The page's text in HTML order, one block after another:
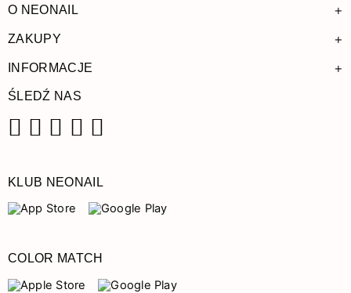
O NEONAIL +
ZAKUPY +
INFORMACJE +
ŚLEDŹ NAS
KLUB NEONAIL
COLOR MATCH